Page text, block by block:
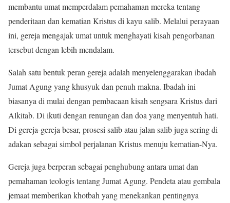
membantu umat memperdalam pemahaman mereka tentang
penderitaan dan kematian Kristus di kayu salib. Melalui perayaan
ini, gereja mengajak umat untuk menghayati kisah pengorbanan
tersebut dengan lebih mendalam.
Salah satu bentuk peran gereja adalah menyelenggarakan ibadah
Jumat Agung yang khusyuk dan penuh makna. Ibadah ini
biasanya di mulai dengan pembacaan kisah sengsara Kristus dari
Alkitab. Di ikuti dengan renungan dan doa yang menyentuh hati.
Di gereja-gereja besar, prosesi salib atau jalan salib juga sering di
adakan sebagai simbol perjalanan Kristus menuju kematian-Nya.
Gereja juga berperan sebagai penghubung antara umat dan
pemahaman teologis tentang Jumat Agung. Pendeta atau gembala
jemaat memberikan khotbah yang menekankan pentingnya